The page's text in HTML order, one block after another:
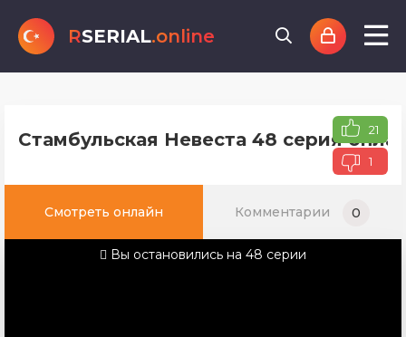
RSERIAL.online
Стамбульская Невеста 48 серия 21
1
Смотреть онлайн Комментарии 0
Вы остановились на 48 серии